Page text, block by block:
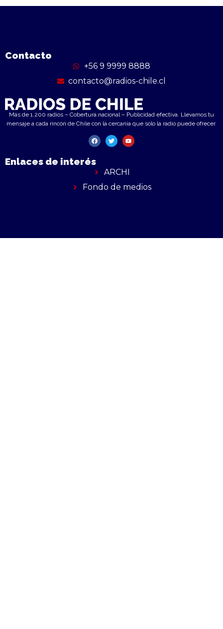
Contacto
+56 9 9999 8888
contacto@radios-chile.cl
Más de 1.200 radios – Cobertura nacional – Publicidad efectiva. Llevamos tu
mensaje a cada rincón de Chile con la cercanía que solo la radio puede ofrecer.
Enlaces de interés
ARCHI
Fondo de medios